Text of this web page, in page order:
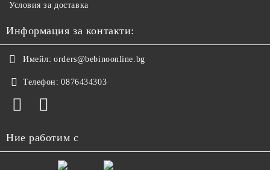
Условия за доставка
Информация за контакти:
Имейл: orders@bebinoonline.bg
Телефон: 0876434303
Ние работим с